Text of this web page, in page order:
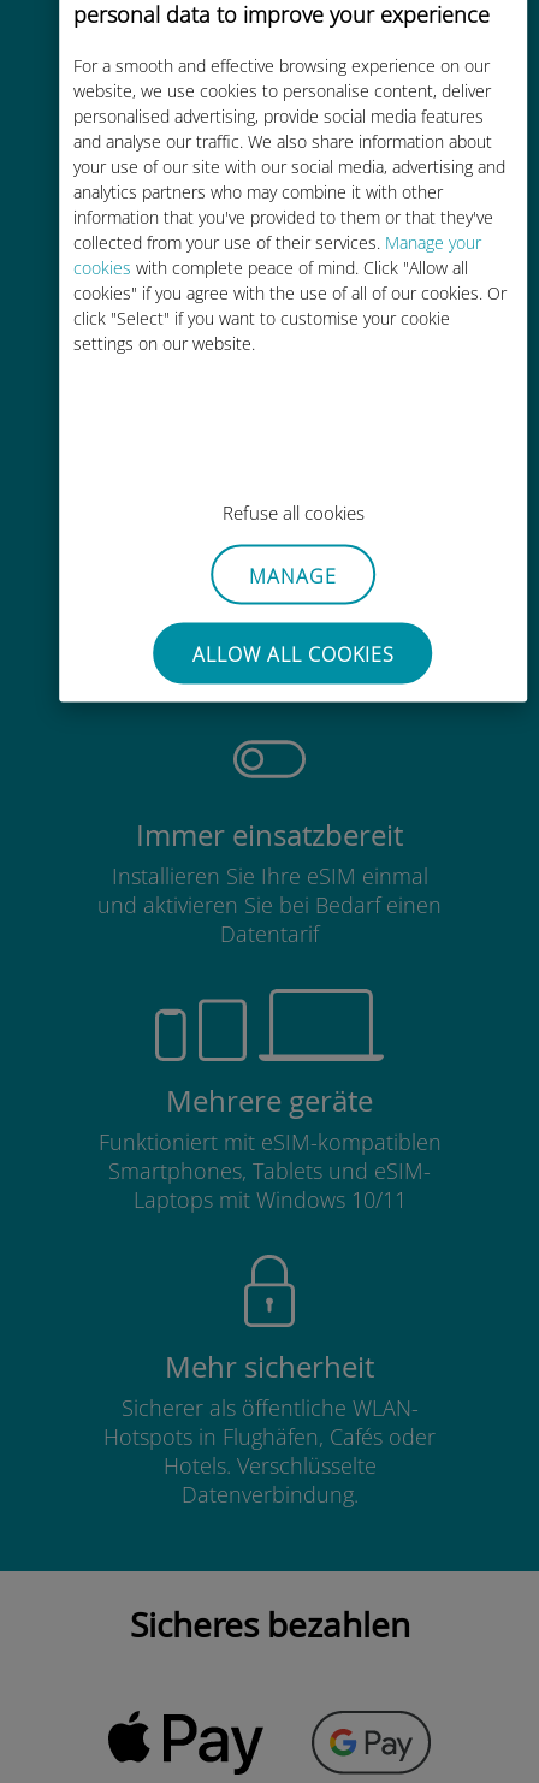
personal data to improve your experience
For a smooth and effective browsing experience on our
website, we use cookies to personalise content, deliver
personalised advertising, provide social media features
and analyse our traffic. We also share information about
your use of our site with our social media, advertising and
analytics partners who may combine it with other
information that you've provided to them or that they've
collected from your use of their services. Manage your
cookies with complete peace of mind. Click "Allow all
cookies" if you agree with the use of all of our cookies. Or
click "Select" if you want to customise your cookie
settings on our website.
Refuse all cookies
MANAGE
ALLOW ALL COOKIES
Kostengünstig
Bis zu 90 % günstiger als Roaming-
Gebühren bei Ihrem bisherigen
Anbieter
Einfaches Aufladen
Mühelos
Sie müssen Ihre bestehende SIM-
Karte nicht entfernen
Immer einsatzbereit
Installieren Sie Ihre eSIM einmal
und aktivieren Sie bei Bedarf einen
Datentarif
Mehrere geräte
Funktioniert mit eSIM-kompatiblen
Smartphones, Tablets und eSIM-
Laptops mit Windows 10/11
Mehr sicherheit
Sicherer als öffentliche WLAN-
Hotspots in Flughäfen, Cafés oder
Hotels. Verschlüsselte
Datenverbindung.
Sicheres bezahlen